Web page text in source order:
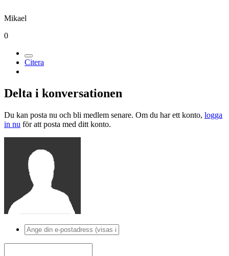
Mikael
0
Citera
Delta i konversationen
Du kan posta nu och bli medlem senare. Om du har ett konto, logga
in nu för att posta med ditt konto.